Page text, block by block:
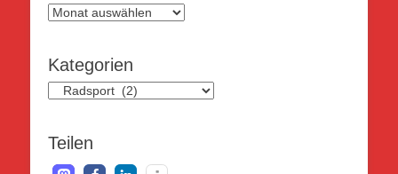
Archive
Kategorien
Kategorien
Teilen